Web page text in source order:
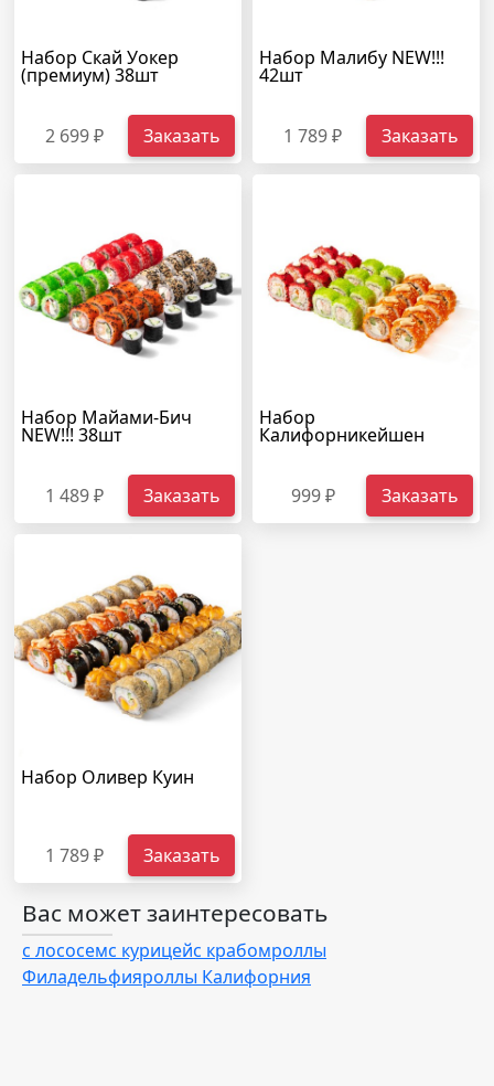
Набор Скай Уокер
(премиум) 38шт
2 699 ₽ Заказать
Набор Малибу NEW!!!
42шт
1 789 ₽ Заказать
Набор Майами-Бич
NEW!!! 38шт
1 489 ₽ Заказать
Набор
Калифорникейшен
999 ₽ Заказать
Набор Оливер Куин
1 789 ₽ Заказать
Вас может заинтересовать
с лососемс курицейс крабомроллы
Филадельфияроллы Калифорния